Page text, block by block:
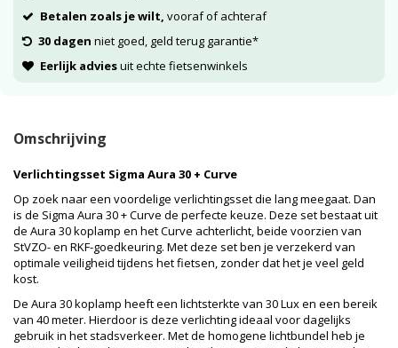
Betalen zoals je wilt, vooraf of achteraf
30 dagen niet goed, geld terug garantie*
Eerlijk adviesuit echte fietsenwinkels
Omschrijving
Verlichtingsset Sigma Aura 30 + Curve
Op zoek naar een voordelige verlichtingsset die lang meegaat. Dan
is de Sigma Aura 30 + Curve de perfecte keuze. Deze set bestaat uit
de Aura 30 koplamp en het Curve achterlicht, beide voorzien van
StVZO- en RKF-goedkeuring. Met deze set ben je verzekerd van
optimale veiligheid tijdens het fietsen, zonder dat het je veel geld
kost.
De Aura 30 koplamp heeft een lichtsterkte van 30 Lux en een bereik
van 40 meter. Hierdoor is deze verlichting ideaal voor dagelijks
gebruik in het stadsverkeer. Met de homogene lichtbundel heb je